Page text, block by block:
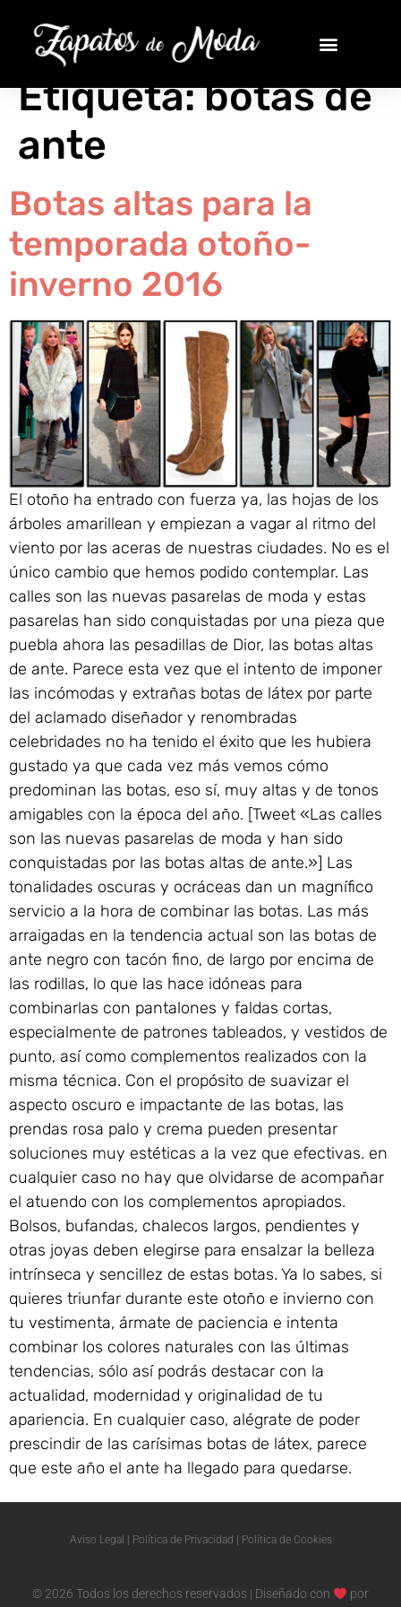
Etiqueta:botas de
ante
Botas altas para la
temporada otoño-
inverno 2016
El otoño ha entrado con fuerza ya, las hojas de los
árboles amarillean y empiezan a vagar al ritmo del
viento por las aceras de nuestras ciudades. No es el
único cambio que hemos podido contemplar. Las
calles son las nuevas pasarelas de moda y estas
pasarelas han sido conquistadas por una pieza que
puebla ahora las pesadillas de Dior, las botas altas
de ante. Parece esta vez que el intento de imponer
las incómodas y extrañas botas de látex por parte
del aclamado diseñador y renombradas
celebridades no ha tenido el éxito que les hubiera
gustado ya que cada vez más vemos cómo
predominan las botas, eso sí, muy altas y de tonos
amigables con la época del año. [Tweet «Las calles
son las nuevas pasarelas de moda y han sido
conquistadas por las botas altas de ante.»] Las
tonalidades oscuras y ocráceas dan un magnífico
servicio a la hora de combinar las botas. Las más
arraigadas en la tendencia actual son las botas de
ante negro con tacón fino, de largo por encima de
las rodillas, lo que las hace idóneas para
combinarlas con pantalones y faldas cortas,
especialmente de patrones tableados, y vestidos de
punto, así como complementos realizados con la
misma técnica. Con el propósito de suavizar el
aspecto oscuro e impactante de las botas, las
prendas rosa palo y crema pueden presentar
soluciones muy estéticas a la vez que efectivas. en
cualquier caso no hay que olvidarse de acompañar
el atuendo con los complementos apropiados.
Bolsos, bufandas, chalecos largos, pendientes y
otras joyas deben elegirse para ensalzar la belleza
intrínseca y sencillez de estas botas. Ya lo sabes, si
quieres triunfar durante este otoño e invierno con
tu vestimenta, ármate de paciencia e intenta
combinar los colores naturales con las últimas
tendencias, sólo así podrás destacar con la
actualidad, modernidad y originalidad de tu
apariencia. En cualquier caso, alégrate de poder
prescindir de las carísimas botas de látex, parece
que este año el ante ha llegado para quedarse.
Aviso Legal Política de Privacidad Política de Cookies
© 2026 Todos los derechos reservados | Diseñado con por